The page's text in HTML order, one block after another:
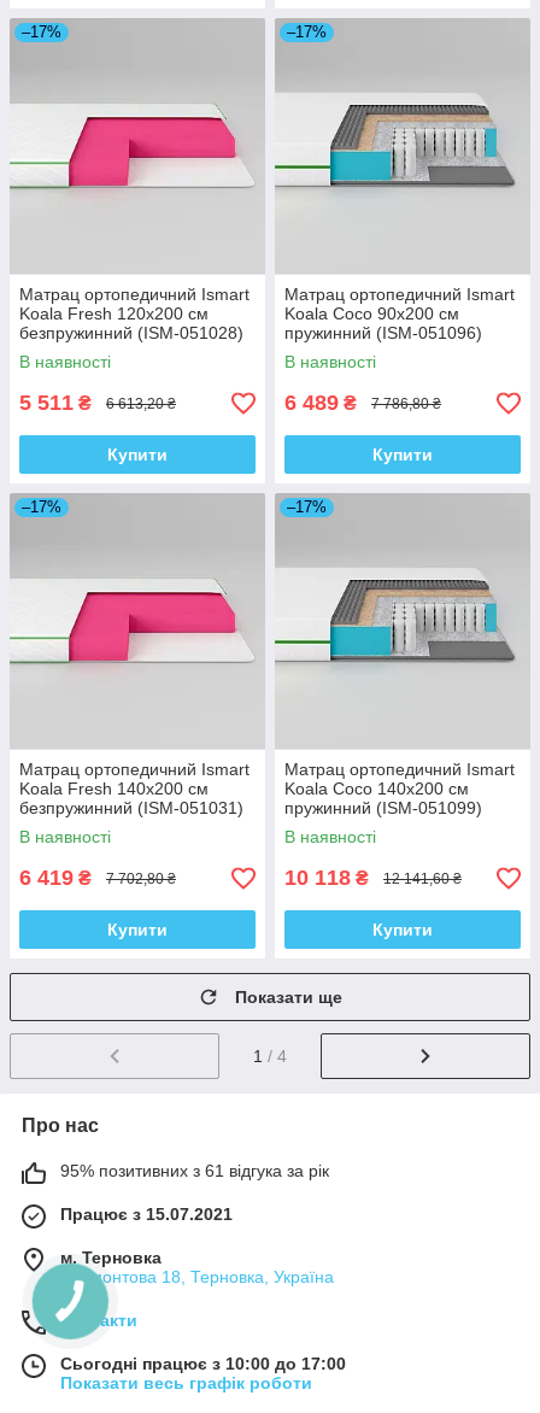
–17%
Матрац ортопедичний Ismart
Koala Fresh 120х200 см
безпружинний (ISM-051028)
В наявності
5 511 ₴ 6 613,20 ₴
Купити
–17%
Матрац ортопедичний Ismart
Koala Coco 90х200 см
пружинний (ISM-051096)
В наявності
6 489 ₴ 7 786,80 ₴
Купити
–17%
Матрац ортопедичний Ismart
Koala Fresh 140х200 см
безпружинний (ISM-051031)
В наявності
6 419 ₴ 7 702,80 ₴
Купити
–17%
Матрац ортопедичний Ismart
Koala Coco 140х200 см
пружинний (ISM-051099)
В наявності
10 118 ₴ 12 141,60 ₴
Купити
Показати ще
1 / 4
Про нас
95% позитивних з 61 відгука за рік
Працює з 15.07.2021
м. Терновка
Лермонтова 18, Терновка, Україна
Контакти
Сьогодні працює з 10:00 до 17:00
Показати весь графік роботи